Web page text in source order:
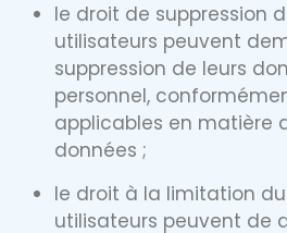
le droit de suppression
utilisateurs peuvent
suppression de leurs
personnel,
applicables en matière
données ;
le droit à la limitation
utilisateurs peuvent de